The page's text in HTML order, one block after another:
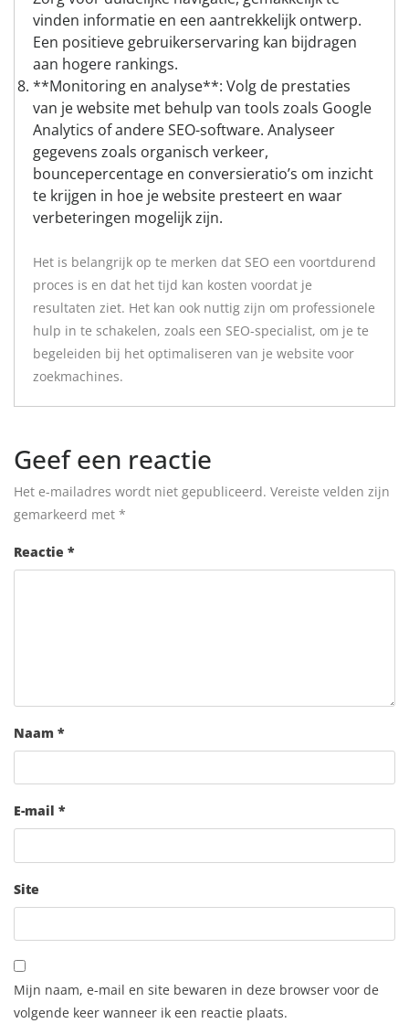
vinden informatie en een aantrekkelijk ontwerp.
Een positieve gebruikerservaring kan bijdragen
aan hogere rankings.
**Monitoring en analyse**: Volg de prestaties
van je website met behulp van tools zoals Google
Analytics of andere SEO-software. Analyseer
gegevens zoals organisch verkeer,
bouncepercentage en conversieratio’s om inzicht
te krijgen in hoe je website presteert en waar
verbeteringen mogelijk zijn.
Het is belangrijk op te merken dat SEO een voortdurend
proces is en dat het tijd kan kosten voordat je
resultaten ziet. Het kan ook nuttig zijn om professionele
hulp in te schakelen, zoals een SEO-specialist, om je te
begeleiden bij het optimaliseren van je website voor
zoekmachines.
Geef een reactie
Het e-mailadres wordt niet gepubliceerd. Vereiste velden zijn
gemarkeerd met *
Reactie *
Naam *
E-mail *
Site
Mijn naam, e-mail en site bewaren in deze browser voor de
volgende keer wanneer ik een reactie plaats.